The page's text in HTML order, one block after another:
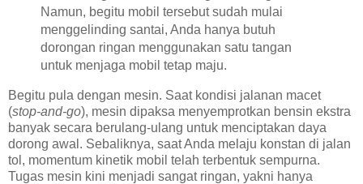
Namun, begitu mobil tersebut sudah mulai
menggelinding santai, Anda hanya butuh
dorongan ringan menggunakan satu tangan
untuk menjaga mobil tetap maju.
Begitu pula dengan mesin. Saat kondisi jalanan macet
(stop-and-go), mesin dipaksa menyemprotkan bensin ekstra
banyak secara berulang-ulang untuk menciptakan daya
dorong awal. Sebaliknya, saat Anda melaju konstan di jalan
tol, momentum kinetik mobil telah terbentuk sempurna.
Tugas mesin kini menjadi sangat ringan, yakni hanya